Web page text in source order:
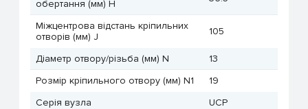
обертання (мм) H
Міжцентрова відстань кріпильних
отворів (мм) J
105
Діаметр отвору/різьба (мм) N
13
Розмір кріпильного отвору (мм) N1
19
Серія вузла
UCP